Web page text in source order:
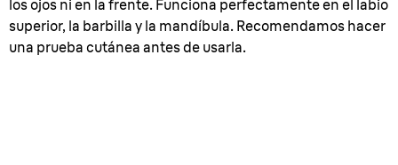
los ojos ni en la frente. Funciona perfectamente en el labio
superior, la barbilla y la mandíbula. Recomendamos hacer
una prueba cutánea antes de usarla.